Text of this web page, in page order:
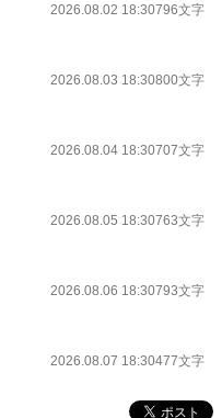
2026.08.02 18:30796文字
2026.08.03 18:30800文字
2026.08.04 18:30707文字
2026.08.05 18:30763文字
2026.08.06 18:30793文字
2026.08.07 18:30477文字